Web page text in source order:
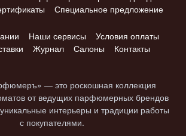
Специальное предложение
Наши сервисы
Условия оплаты
Журнал Салоны Контакты
— это роскошная коллекция
от ведущих парфюмерных брендов
интерьеры и традиции работы
с покупателями.